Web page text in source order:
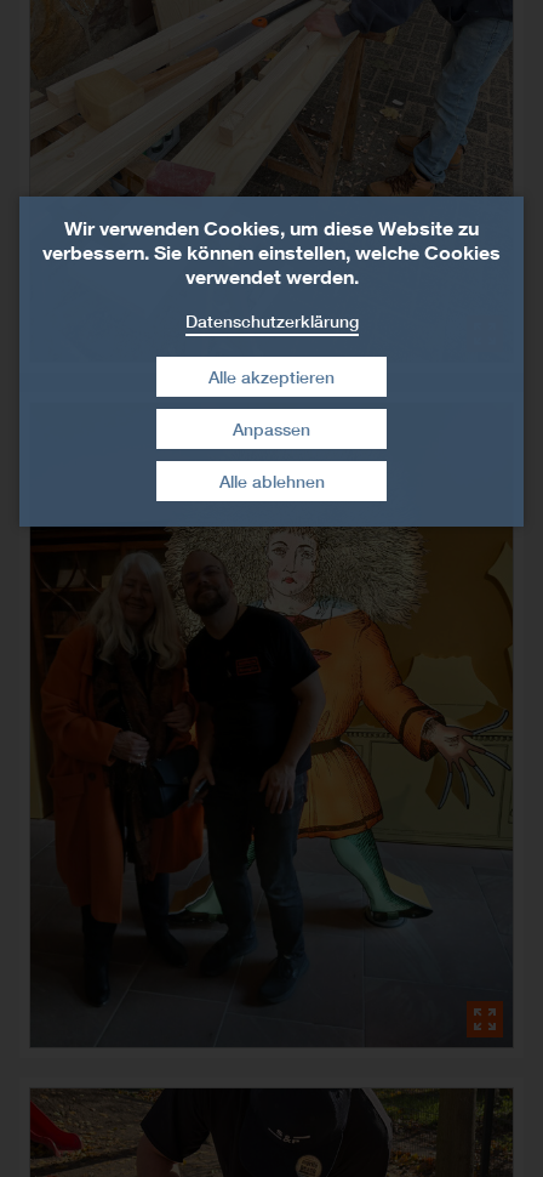
Wir verwenden Cookies, um diese Website zu
verbessern. Sie können einstellen, welche Cookies
verwendet werden.
Datenschutzerklärung
Alle ablehnen
Alle akzeptieren
Zustimmung widerrufen
Anpassen